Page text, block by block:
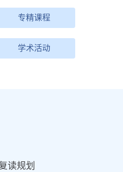
专精课程
学术活动
读规划